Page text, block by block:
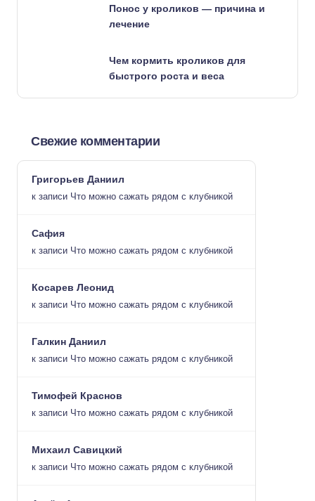
Понос у кроликов — причина и
лечение
Чем кормить кроликов для
быстрого роста и веса
Свежие комментарии
Григорьев Даниил
к записи Что можно сажать рядом с клубникой
Сафия
к записи Что можно сажать рядом с клубникой
Косарев Леонид
к записи Что можно сажать рядом с клубникой
Галкин Даниил
к записи Что можно сажать рядом с клубникой
Тимофей Краснов
к записи Что можно сажать рядом с клубникой
Михаил Савицкий
к записи Что можно сажать рядом с клубникой